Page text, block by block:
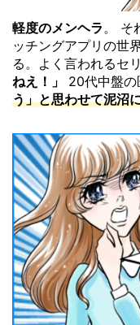
軽度のメンヘラ。 そ
ッチングアプリの世
る。よく言われるセ
ねえ！」
20代中盤の
う」と思わせて泥沼